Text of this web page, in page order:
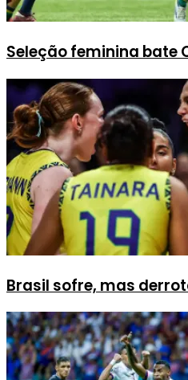
Seleção feminina bate
Brasil sofre, mas